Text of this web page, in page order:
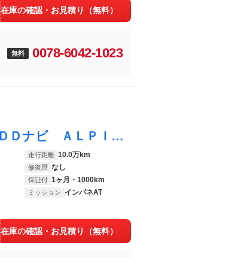
在庫の確認・お見積り（無料）
無料 0078-6042-1023
アルファード 切替４ＷＤ 後期 ３５０Ｓ ＨＤＤナビ ＡＬＰＩＮＥモニター 両側電動ドア スマートキー ＨＩＤライト 革巻ハンドル Ｂｌｕｅｔｏｏｔｈ ＤＶＤ ＣＤ録音 バックカメラ コーナーセンサー リアヒーター 横滑り防止 クルコン 純正エンスタ ＥＴＣ １オーナー 禁煙
走行距離 10.0万km
修復歴 なし
保証付 1ヶ月・1000km
ミッション インパネAT
在庫の確認・お見積り（無料）